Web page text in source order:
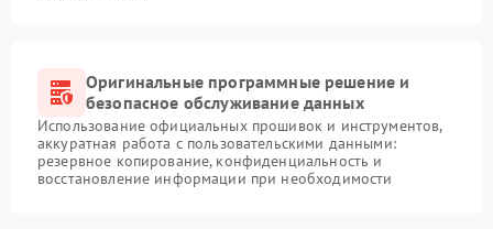
Оригинальные программные решение и
безопасное обслуживание данных
Использование официальных прошивок и инструментов,
аккуратная работа с пользовательскими данными:
резервное копирование, конфиденциальность и
восстановление информации при необходимости